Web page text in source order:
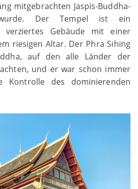
mitgebrachten Jaspis-Buddha-
Der Tempel ist ein
verziertes Gebäude mit einer
riesigen Altar. Der Phra Sihing
auf den alle Länder der
und er war schon immer
des dominierenden